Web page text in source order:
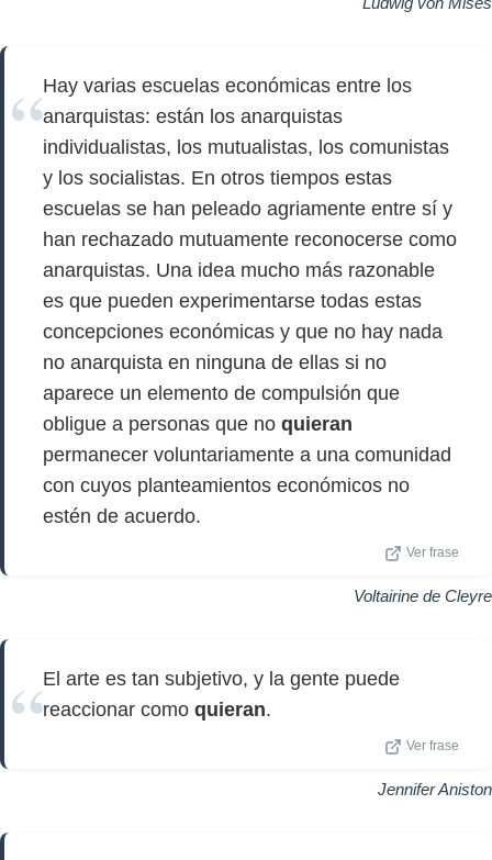
Hay varias escuelas económicas entre los
anarquistas: están los anarquistas
individualistas, los mutualistas, los comunistas
y los socialistas. En otros tiempos estas
escuelas se han peleado agriamente entre sí y
han rechazado mutuamente reconocerse como
anarquistas. Una idea mucho más razonable
es que pueden experimentarse todas estas
concepciones económicas y que no hay nada
no anarquista en ninguna de ellas si no
aparece un elemento de compulsión que
obligue a personas que no quieran
permanecer voluntariamente a una comunidad
con cuyos planteamientos económicos no
estén de acuerdo.
Ver frase
Voltairine de Cleyre
El arte es tan subjetivo, y la gente puede
reaccionar como quieran.
Ver frase
Jennifer Aniston